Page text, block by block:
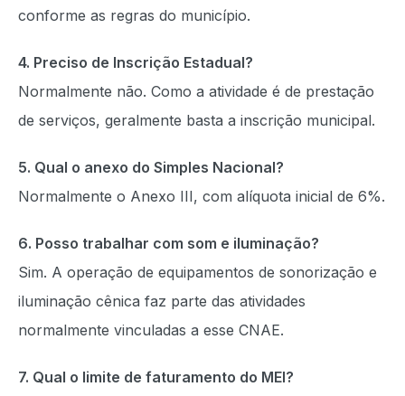
conforme as regras do município.
4. Preciso de Inscrição Estadual?
Normalmente não. Como a atividade é de prestação
de serviços, geralmente basta a inscrição municipal.
5. Qual o anexo do Simples Nacional?
Normalmente o Anexo III, com alíquota inicial de 6%.
6. Posso trabalhar com som e iluminação?
Sim. A operação de equipamentos de sonorização e
iluminação cênica faz parte das atividades
normalmente vinculadas a esse CNAE.
7. Qual o limite de faturamento do MEI?